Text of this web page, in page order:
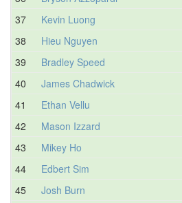
37
Kevin Luong
38
Hieu Nguyen
39
Bradley Speed
40
James Chadwick
41
Ethan Vellu
42
Mason Izzard
43
Mikey Ho
44
Edbert Sim
45
Josh Burn